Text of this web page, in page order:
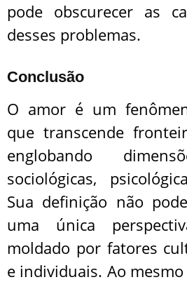
pode obscurecer as
desses problemas.
Conclusão
O amor é um
que transcende
englobando
sociológicas,
Sua definição não
uma única
moldado por fatores
e individuais. Ao